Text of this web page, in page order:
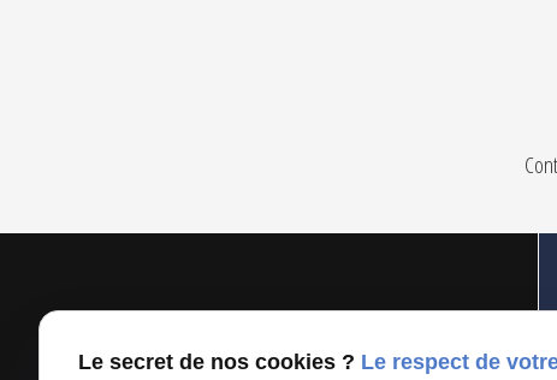
Google Maps Search API est désactivé. Autoriser
Le secret de nos cookies ? Le respect de